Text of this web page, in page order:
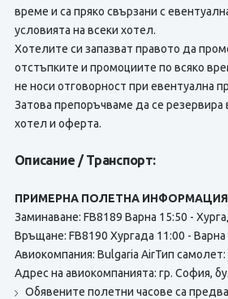
време и са пряко свързани с
условията на всеки хотел.
Хотелите си запазват правото да
отстъпките и промоциите по всяко
не носи отговорност при евентуална
Затова препоръчваме да се резервира
хотел и оферта.
Описание / Транспорт:
ПРИМЕРНА ПОЛЕТНА
Заминаване: FB8189 Варна 15:50 -
Връщане: FB8190 Хургада 11:00 - Варна
Авиокомпания: Bulgaria AirТип самолет:
Адрес на авиокомпанията: гр. София,
Обявените полетни часове са